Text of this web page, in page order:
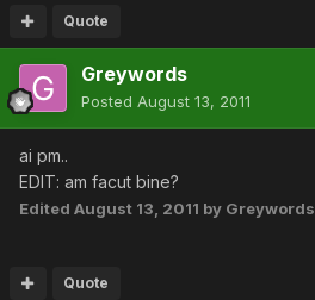
Quote
Greywords
Posted August 13, 2011
ai pm..
EDIT: am facut bine?
Edited August 13, 2011 by Greywords
Quote